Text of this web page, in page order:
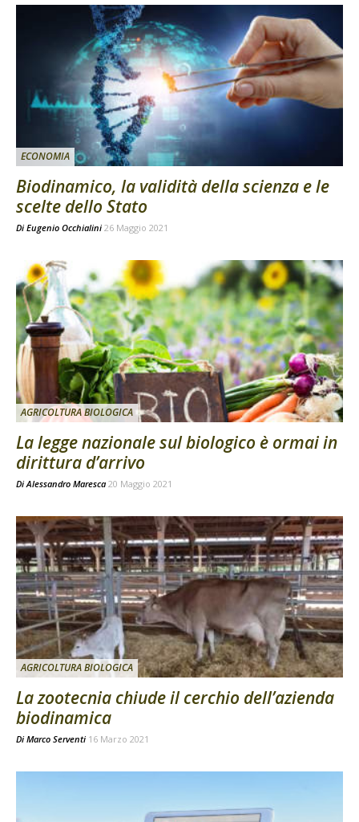
ECONOMIA
Biodinamico, la validità della scienza e le
scelte dello Stato
Di Eugenio Occhialini 26 Maggio 2021
AGRICOLTURA BIOLOGICA
La legge nazionale sul biologico è ormai in
dirittura d’arrivo
Di Alessandro Maresca 20 Maggio 2021
AGRICOLTURA BIOLOGICA
La zootecnia chiude il cerchio dell’azienda
biodinamica
Di Marco Serventi 16 Marzo 2021